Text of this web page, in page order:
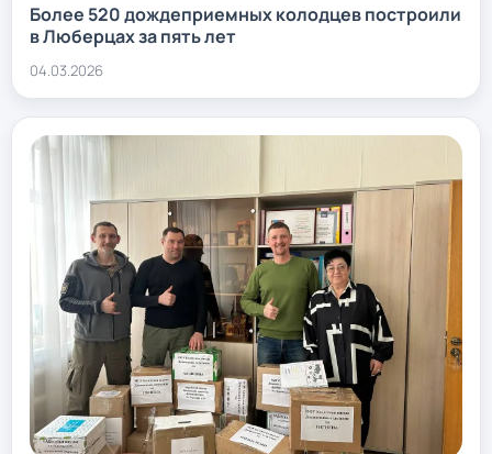
Более 520 дождеприемных колодцев построили
в Люберцах за пять лет
04.03.2026